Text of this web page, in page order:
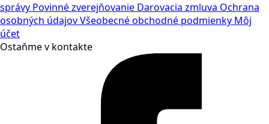
správy Povinné zverejňovanie Darovacia zmluva Ochrana
osobných údajovVšeobecné obchodné podmienky Môj
účet
Ostaňme v kontakte